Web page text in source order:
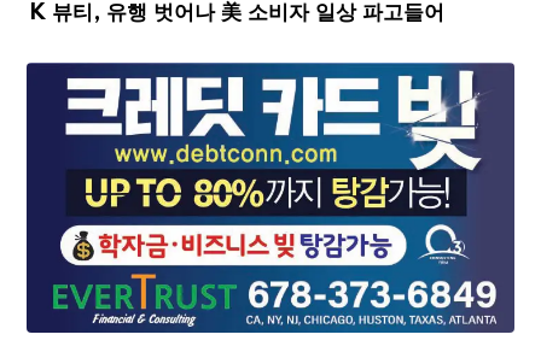
K 뷰티, 유행 벗어나 美 소비자 일상 파고들어